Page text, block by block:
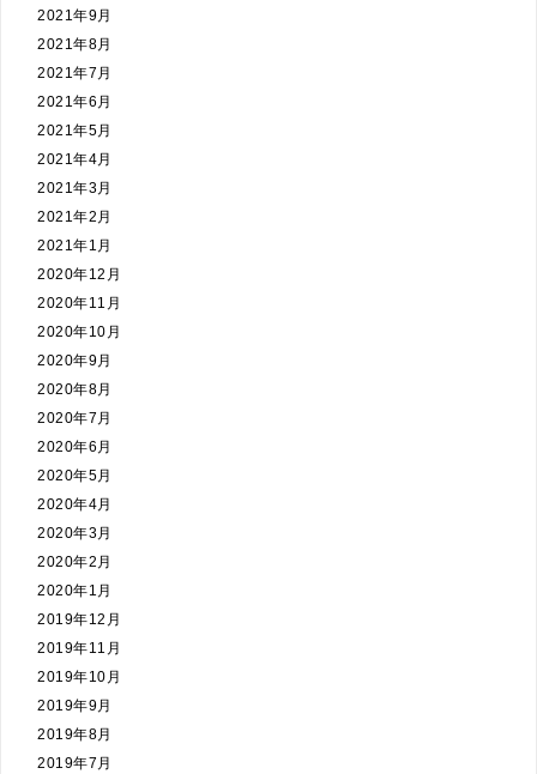
2021年9月
2021年8月
2021年7月
2021年6月
2021年5月
2021年4月
2021年3月
2021年2月
2021年1月
2020年12月
2020年11月
2020年10月
2020年9月
2020年8月
2020年7月
2020年6月
2020年5月
2020年4月
2020年3月
2020年2月
2020年1月
2019年12月
2019年11月
2019年10月
2019年9月
2019年8月
2019年7月